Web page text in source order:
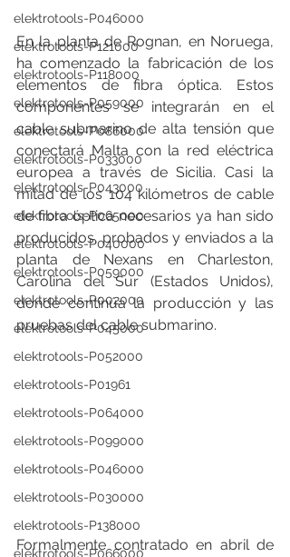
elektrotools-P046000
elektrotools-P121000
elektrotools-P118000
elektrotools-P059000
elektrotools-P086000
elektrotools-P033000
elektrotools-P043000
elektrotools-P065000
elektrotools-P040000
elektrotools-P059000
elektrotools-P002000
elektrotools-P045000
elektrotools-P052000
elektrotools-P01961
elektrotools-P064000
elektrotools-P099000
elektrotools-P046000
elektrotools-P030000
elektrotools-P138000
elektrotools-P066000
En la planta de Rognan, en Noruega,
ha comenzado la fabricación de los
elementos de fibra óptica. Estos
componentes se integrarán en el
cable submarino de alta tensión que
conectará Malta con la red eléctrica
europea a través de Sicilia. Casi la
mitad de los 104 kilómetros de cable
de fibra óptica necesarios ya han sido
producidos, probados y enviados a la
planta de Nexans en Charleston,
Carolina del Sur (Estados Unidos),
donde continúa la producción y las
pruebas del cable submarino.
Formalmente contratado en abril de